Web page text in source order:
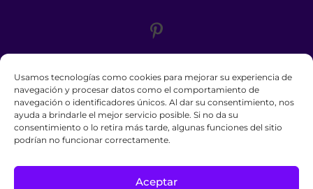
Usamos tecnologías como cookies para mejorar su experiencia de
navegación y procesar datos como el comportamiento de
navegación o identificadores únicos. Al dar su consentimiento, nos
ayuda a brindarle el mejor servicio posible. Si no da su
consentimiento o lo retira más tarde, algunas funciones del sitio
podrían no funcionar correctamente.
Aceptar